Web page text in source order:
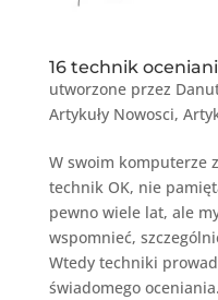
16 technik
utworzone przez
Artykuły Nowosci,
W swoim komputerze
technik OK, nie
pewno wiele lat, ale
wspomnieć,
Wtedy techniki
świadomego